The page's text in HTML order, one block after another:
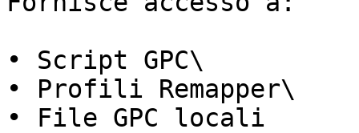
• Script GPC\
• Profili Remapper\
• File GPC locali